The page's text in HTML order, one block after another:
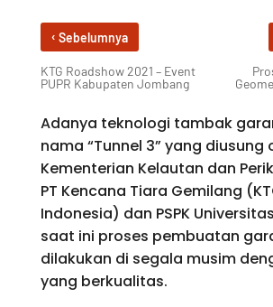
‹ Sebelumnya
KTG Roadshow 2021 – Event
PUPR Kabupaten Jombang
Adanya teknologi tambak
nama “Tunnel 3” yang diusung
Kementerian Kelautan dan
PT Kencana Tiara Gemilang
Indonesia) dan PSPK
saat ini proses pembuatan
dilakukan di segala musim
yang berkualitas.